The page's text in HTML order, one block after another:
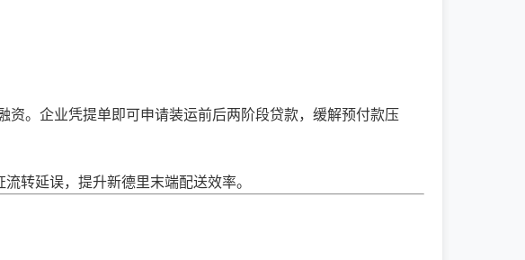
。企业凭提单即可申请装运前后两阶段贷款，缓解预付款压
转延误，提升新德里末端配送效率。